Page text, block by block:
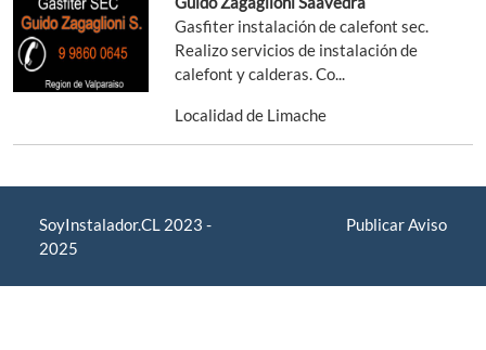
Gasfiter instalación de calefont sec.
Realizo servicios de instalación de
calefont y calderas. Co...
Localidad de Limache
SoyInstalador.CL 2023 -
2025
Publicar Aviso